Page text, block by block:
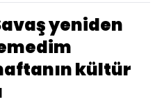
yeniden
kültür